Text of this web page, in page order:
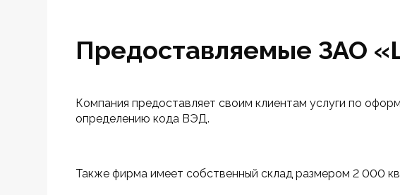
Предоставляемые ЗАО
Компания предоставляет своим клиентам услуги по
определению кода ВЭД.
Также фирма имеет собственный склад размером 2 000